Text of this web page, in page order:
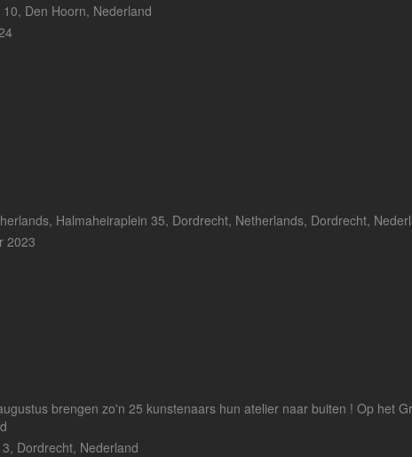
Den Hoorn, Nederland
Halmaheiraplein 35, Dordrecht, Netherlands, Dordrecht,
2023
brengen zo'n 25 kunstenaars hun atelier naar buiten ! Op het
Dordrecht, Nederland